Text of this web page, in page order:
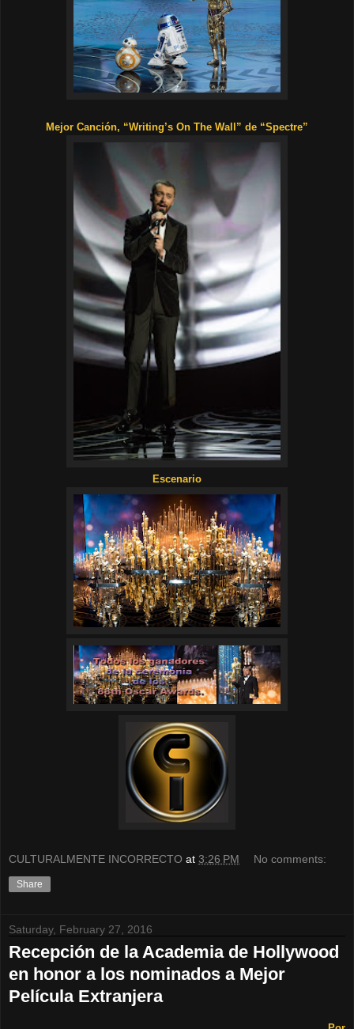
Mejor Canción, “Writing’s On The Wall” de “Spectre”
Escenario
CULTURALMENTE INCORRECTO at 3:26 PM No comments:
Share
Saturday, February 27, 2016
Recepción de la Academia de Hollywood
en honor a los nominados a Mejor
Película Extranjera